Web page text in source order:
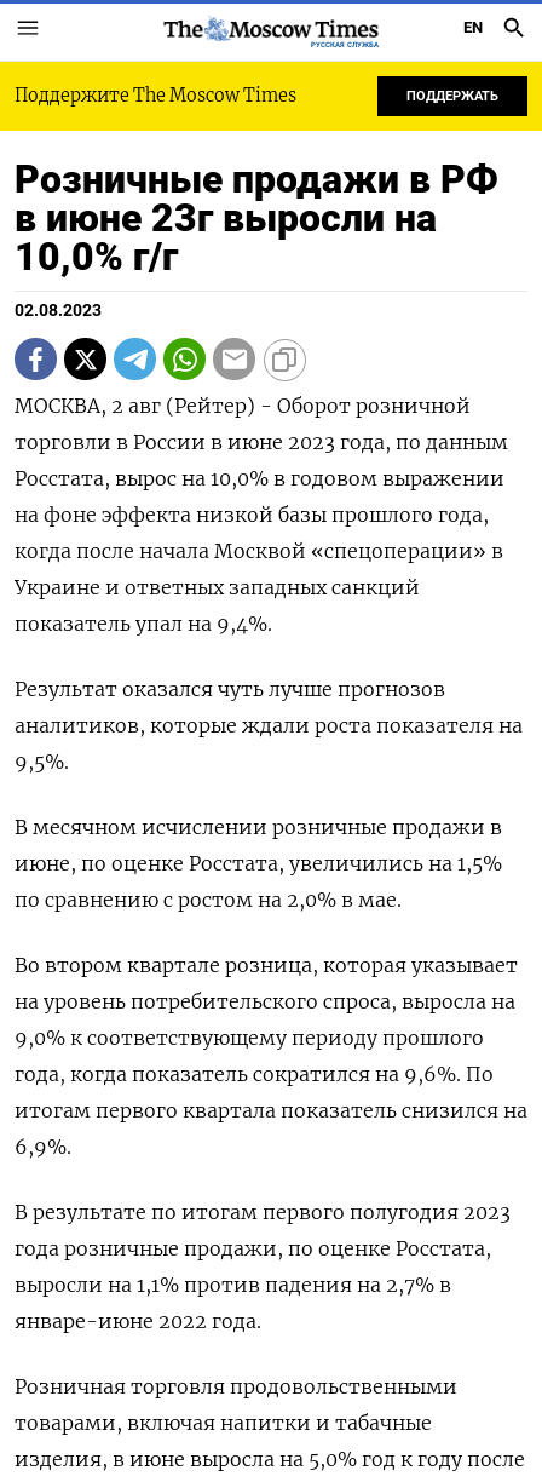
РУССКАЯ СЛУЖБА
EN
Поддержите The Moscow Times ПОДДЕРЖАТЬ
Розничные продажи в РФ
в июне 23г выросли на
10,0% г/г
02.08.2023
МОСКВА, 2 авг (Рейтер) - Оборот розничной
торговли в России в июне 2023 года, по данным
Росстата, вырос на 10,0% в годовом выражении
на фоне эффекта низкой базы прошлого года,
когда после начала Москвой «спецоперации» в
Украине и ответных западных санкций
показатель упал на 9,4%.
Результат оказался чуть лучше прогнозов
аналитиков, которые ждали роста показателя на
9,5%.
В месячном исчислении розничные продажи в
июне, по оценке Росстата, увеличились на 1,5%
по сравнению с ростом на 2,0% в мае.
Во втором квартале розница, которая указывает
на уровень потребительского спроса, выросла на
9,0% к соответствующему периоду прошлого
года, когда показатель сократился на 9,6%. По
итогам первого квартала показатель снизился на
6,9%.
В результате по итогам первого полугодия 2023
года розничные продажи, по оценке Росстата,
выросли на 1,1% против падения на 2,7% в
январе-июне 2022 года.
Розничная торговля продовольственными
товарами, включая напитки и табачные
изделия, в июне выросла на 5,0% год к году после